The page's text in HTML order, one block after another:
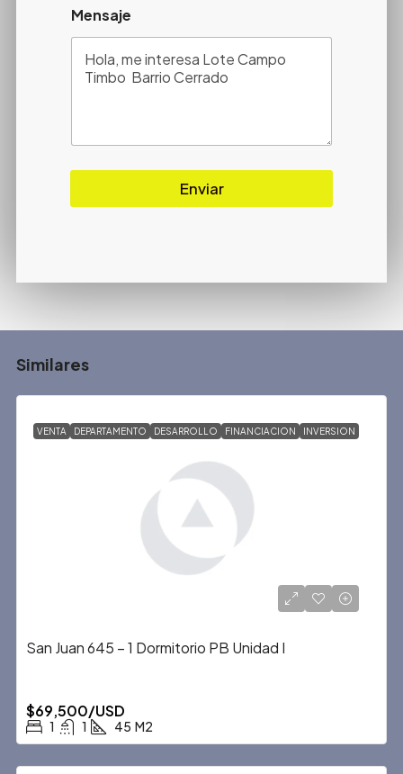
Mensaje
Enviar
Similares
VENTA DEPARTAMENTO DESARROLLO FINANCIACION INVERSION
San Juan 645 – 1 Dormitorio PB Unidad I
$69,500/USD
1 1 45 M2